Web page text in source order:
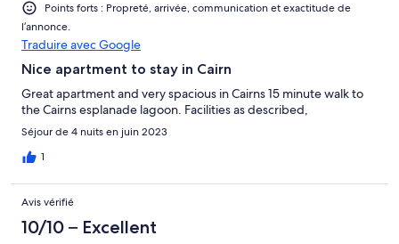
Points forts : Propreté, arrivée, communication et exactitude de
l’annonce.
Traduire avec Google
Nice apartment to stay in Cairn
Great apartment and very spacious in Cairns 15 minute walk to
the Cairns esplanade lagoon. Facilities as described,
Séjour de 4 nuits en juin 2023
1
Avis vérifié
10/10 – Excellent